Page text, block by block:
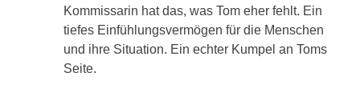
Kommissarin hat das, was Tom eher fehlt. Ein
tiefes Einfühlungsvermögen für die Menschen
und ihre Situation. Ein echter Kumpel an Toms
Seite.